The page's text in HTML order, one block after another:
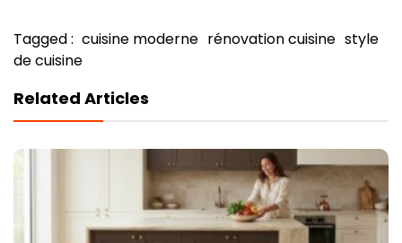
Tagged : cuisine moderne rénovation cuisine style
de cuisine
Related Articles